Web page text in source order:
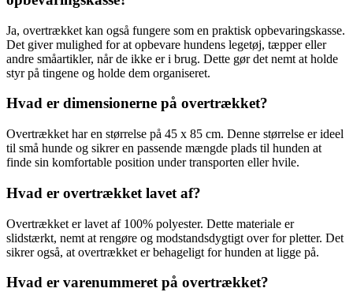
Ja, overtrækket kan også fungere som en praktisk opbevaringskasse.
Det giver mulighed for at opbevare hundens legetøj, tæpper eller
andre småartikler, når de ikke er i brug. Dette gør det nemt at holde
styr på tingene og holde dem organiseret.
Hvad er dimensionerne på overtrækket?
Overtrækket har en størrelse på 45 x 85 cm. Denne størrelse er ideel
til små hunde og sikrer en passende mængde plads til hunden at
finde sin komfortable position under transporten eller hvile.
Hvad er overtrækket lavet af?
Overtrækket er lavet af 100% polyester. Dette materiale er
slidstærkt, nemt at rengøre og modstandsdygtigt over for pletter. Det
sikrer også, at overtrækket er behageligt for hunden at ligge på.
Hvad er varenummeret på overtrækket?